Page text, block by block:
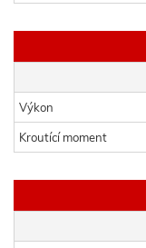
Výkon
Kroutící moment